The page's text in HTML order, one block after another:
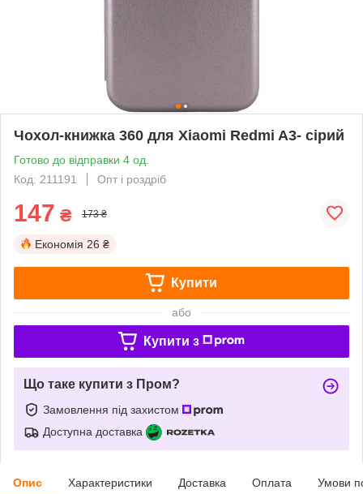
Чохол-книжка 360 для Xiaomi Redmi A3- сірий
Готово до відправки 4 од.
Код: 211191
Опт і роздріб
147 ₴ 173 ₴
Економія 26 ₴
Купити
або
Купити з
Що таке купити з Пром?
Замовлення під захистом
Доступна доставка
Опис Характеристики Доставка Оплата Умови